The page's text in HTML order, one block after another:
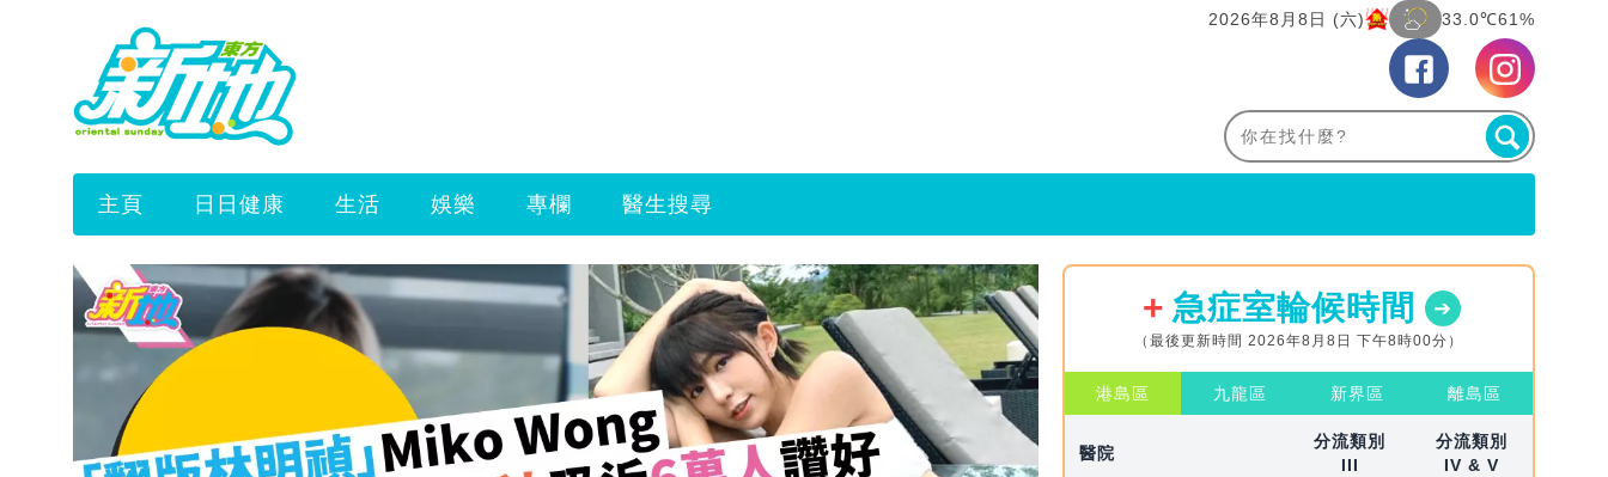
2026年8月8日 (六) 33.0℃61%
主頁 日日健康 生活 娛樂 專欄 醫生搜尋
急症室輪候時間
（最後更新時間 2026年8月8日 下午8時00分）
港島區 九龍區 新界區 離島區
醫院
分流類別
III
分流類別
IV & V